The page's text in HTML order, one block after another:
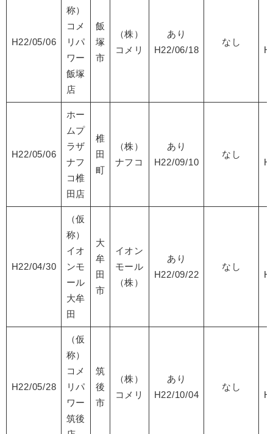
H22/05/06
称）
コメ
リパ
ワー
飯塚
店
飯
塚
市
（株）
コメリ
あり
H22/06/18
なし
H22/05/06
ホー
ムプ
ラザ
ナフ
コ椎
田店
椎
田
町
（株）
ナフコ
あり
H22/09/10
なし
H22/04/30
（仮
称）
イオ
ンモ
ール
大牟
田
大
牟
田
市
イオン
モール
（株）
あり
H22/09/22
なし
H22/05/28
（仮
称）
コメ
リパ
ワー
筑後
筑
後
市
（株）
コメリ
あり
H22/10/04
なし